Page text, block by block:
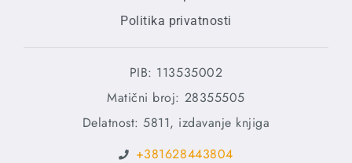
Politika privatnosti
PIB: 113535002
Matični broj: 28355505
Delatnost: 5811, izdavanje knjiga
+381628443804